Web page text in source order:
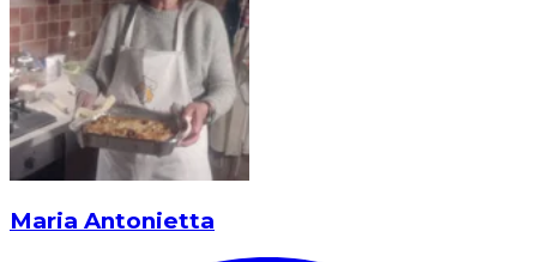
Maria Antonietta